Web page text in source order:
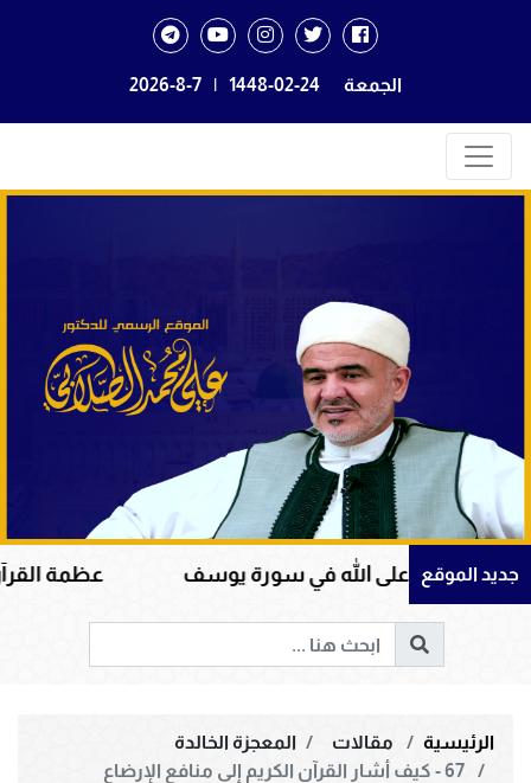
الجمعة 1448-02-24
|
2026-8-7
جديد الموقع
على الله في سورة يوسف عظمة القرآن الكريم في
الرئيسية مقالات
المعجزة الخالدة
67 - كيف أشار القرآن الكريم إلى منافع الإرضاع